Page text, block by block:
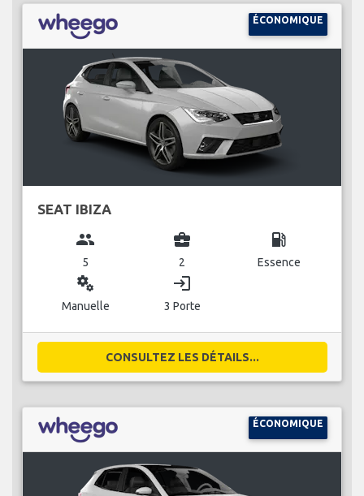
ÉCONOMIQUE
SEAT IBIZA
group
5
business_center
2
local_gas_station
Essence
miscellaneous_services
Manuelle
login
3 Porte
CONSULTEZ LES DÉTAILS...
ÉCONOMIQUE